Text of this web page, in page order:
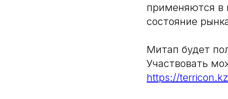
применяются в
состояние
Митап будет
Участвовать
https://